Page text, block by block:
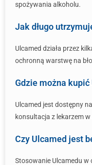
spożywania alkoholu.
Jak długo
Ulcamed działa przez
ochronną warstwę na
Gdzie można kupić
Ulcamed jest dostępny
konsultacja z lekarzem
Czy Ulcamed jest
Stosowanie Ulcamedu w